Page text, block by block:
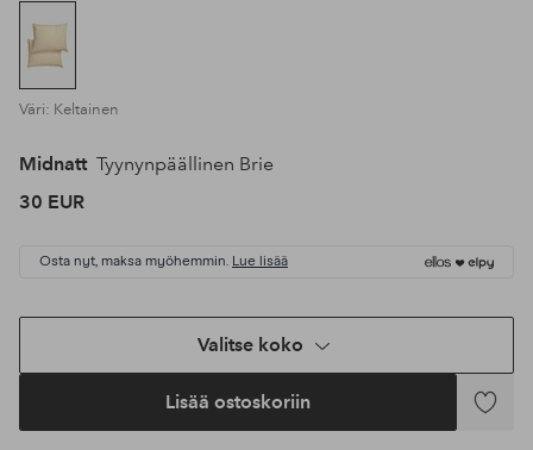
Väri: Keltainen
Midnatt Tyynynpäällinen Brie
30 EUR
Osta nyt, maksa myöhemmin. Lue lisää
Valitse koko
Lisää ostoskoriin
Lisää